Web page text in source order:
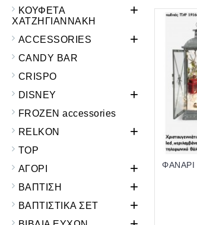
ΚΟΥΦΕΤΑ
ΧΑΤΖΗΓΙΑΝΝΑΚΗ
+
ACCESSORIES +
CANDY BAR
CRISPO
DISNEY
+
FROZEN accessories
RELKON
+
TOP
ΑΓΟΡΙ
+
ΒΑΠΤΙΣΗ +
ΒΑΠΤΙΣΤΙΚΑ ΣΕΤ +